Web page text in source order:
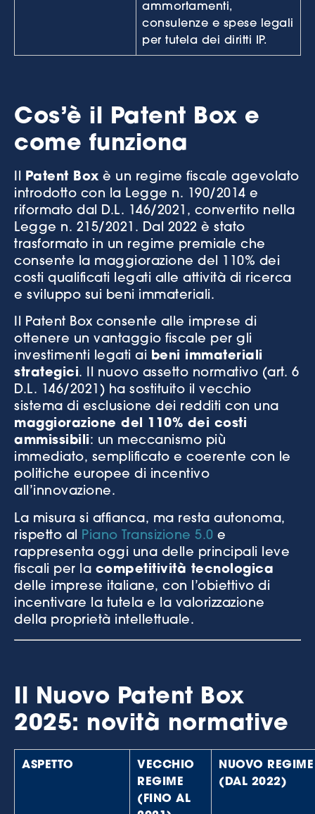
ammortamenti,
consulenze e spese legali
per tutela dei diritti IP.
Cos’è il Patent Box e
come funziona
Il Patent Box è un regime fiscale agevolato
introdotto con la Legge n. 190/2014 e
riformato dal D.L. 146/2021, convertito nella
Legge n. 215/2021. Dal 2022 è stato
trasformato in un regime premiale che
consente la maggiorazione del 110% dei
costi qualificati legati alle attività di ricerca
e sviluppo sui beni immateriali.
Il Patent Box consente alle imprese di
ottenere un vantaggio fiscale per gli
investimenti legati ai beni immateriali
strategici. Il nuovo assetto normativo (art. 6
D.L. 146/2021) ha sostituito il vecchio
sistema di esclusione dei redditi con una
maggiorazione del 110% dei costi
ammissibili: un meccanismo più
immediato, semplificato e coerente con le
politiche europee di incentivo
all’innovazione.
La misura si affianca, ma resta autonoma,
rispetto al
Piano Transizione 5.0 e
rappresenta oggi una delle principali leve
fiscali per la competitività tecnologica
delle imprese italiane, con l’obiettivo di
incentivare la tutela e la valorizzazione
della proprietà intellettuale.
Il Nuovo Patent Box
2025: novità normative
ASPETTO
VECCHIO
REGIME
(FINO AL
NUOVO REGIME
(DAL 2022)